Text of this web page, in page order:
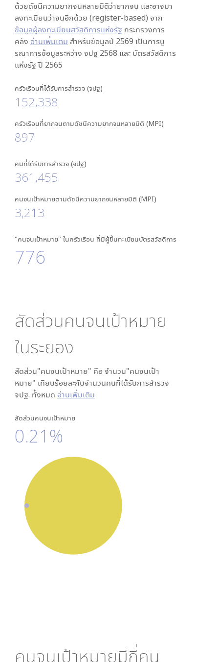
ด้วยดัชนีความยากจนหลายมิติว่ายากจน และอาจมา
ลงทะเบียนว่าจนอีกด้วย (register-based) จาก
ข้อมูลผู้ลงทะเบียนสวัสดิการแห่งรัฐ กระทรวงการ
คลัง อ่านเพิ่มเติม สำหรับข้อมูลปี 2569 เป็นการบู
รณาการข้อมูลระหว่าง จปฐ 2568 และ บัตรสวัสดิการ
แห่งรัฐ ปี 2565
ครัวเรือนที่ได้รับการสำรวจ (จปฐ)
152,338
ครัวเรือนที่ยากจนตามดัชนีความยากจนหลายมิติ (MPI)
897
คนที่ได้รับการสำรวจ (จปฐ)
361,455
คนจนเป้าหมายตามดัชนีความยากจนหลายมิติ (MPI)
3,213
"คนจนเป้าหมาย" ในครัวเรือน ที่มีผู้ขึ้นทะเบียนบัตรสวัสดิการ
776
สัดส่วนคนจนเป้าหมาย
ในระยอง
สัดส่วน"คนจนเป้าหมาย" คือ จำนวน"คนจนเป้า
หมาย" เทียบร้อยละกับจำนวนคนที่ได้รับการสำรวจ
จปฐ. ทั้งหมด อ่านเพิ่มเติม
สัดส่วนคนจนเป้าหมาย
0.21%
คนจนเป้าหมายมีกี่คน